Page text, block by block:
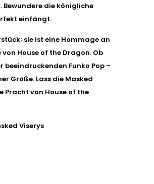
die königliche
einfängt.
sie ist eine Hommage an
House of the Dragon. Ob
Funko Pop –
Größe. Lass die Masked
Pracht von House of the
Viserys